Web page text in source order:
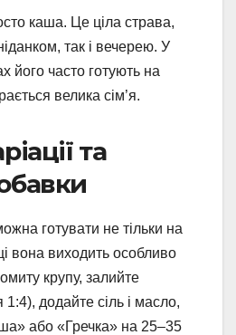
каша. Це ціла страва,
так і вечерею. У
його часто готують на
велика сім’я.
та
готувати не тільки на
вона виходить особливо
крупу, залийте
додайте сіль і масло,
або «Гречка» на 25–35